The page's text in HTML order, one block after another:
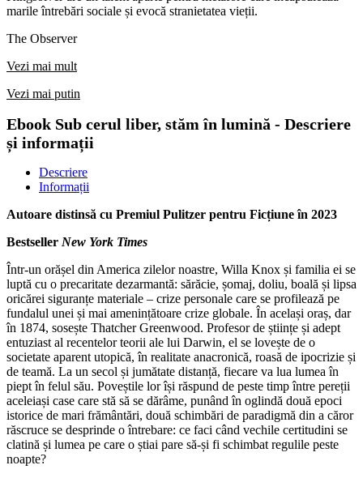
marile întrebări sociale și evocă stranietatea vieții.
The Observer
Vezi mai mult
Vezi mai putin
Ebook Sub cerul liber, stăm în lumină - Descriere
și informații
Descriere
Informații
Autoare distinsă cu Premiul Pulitzer pentru Ficțiune în 2023
Bestseller New York Times
Într-un orășel din America zilelor noastre, Willa Knox și familia ei se
luptă cu o precaritate dezarmantă: sărăcie, șomaj, doliu, boală și lipsa
oricărei siguranțe materiale – crize personale care se profilează pe
fundalul unei și mai amenințătoare crize globale. În același oraș, dar
în 1874, sosește Thatcher Greenwood. Profesor de științe și adept
entuziast al recentelor teorii ale lui Darwin, el se lovește de o
societate aparent utopică, în realitate anacronică, roasă de ipocrizie și
de teamă. La un secol și jumătate distanță, fiecare va lua lumea în
piept în felul său. Poveștile lor își răspund de peste timp între pereții
aceleiași case care stă să se dărâme, punând în oglindă două epoci
istorice de mari frământări, două schimbări de paradigmă din a căror
răscruce se desprinde o întrebare: ce faci când vechile certitudini se
clatină și lumea pe care o știai pare să-și fi schimbat regulile peste
noapte?